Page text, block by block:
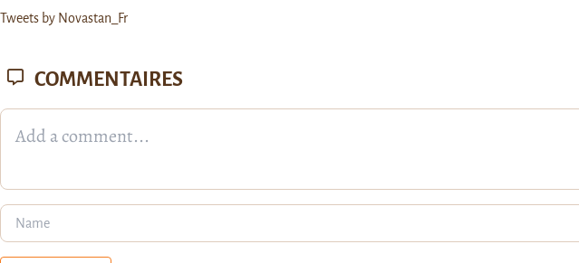
Tweets by Novastan_Fr
COMMENTAIRES